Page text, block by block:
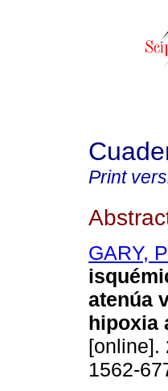
Print
GARY, P
atenúa
hipoxia
[online].
1562-